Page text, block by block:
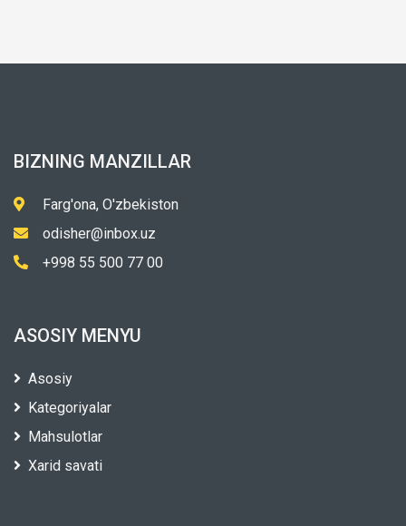
BIZNING MANZILLAR
Farg'ona, O'zbekiston
odisher@inbox.uz
+998 55 500 77 00
ASOSIY MENYU
Asosiy
Kategoriyalar
Mahsulotlar
Xarid savati